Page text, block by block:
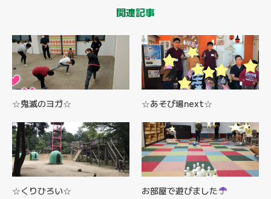
関連記事
☆鬼滅のヨガ☆ ☆あそび場next☆
☆くりひろい☆ お部屋で遊びました